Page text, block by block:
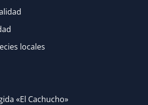
locales
«El Cachucho»